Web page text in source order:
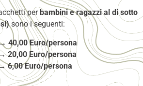
perbambini e ragazzi al di sotto
sono i seguenti:
40,00 Euro/persona
→20,00 Euro/persona
6,00 Euro/persona